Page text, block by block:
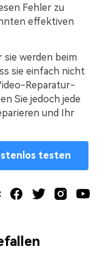
Fehler zu
effektiven
sie werden beim
sie einfach nicht
Reparatur-
Sie jedoch jede
und Ihr
testen